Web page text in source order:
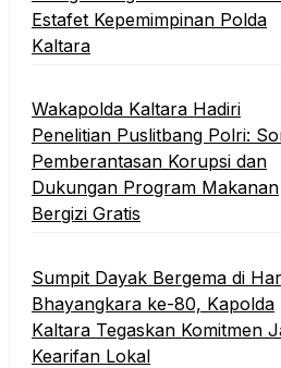
Estafet Kepemimpinan Polda
Kaltara
Wakapolda Kaltara Hadiri
Penelitian Puslitbang Polri:
Pemberantasan Korupsi dan
Dukungan Program Makanan
Bergizi Gratis
Sumpit Dayak Bergema di
Bhayangkara ke-80, Kapolda
Kaltara Tegaskan Komitmen
Kearifan Lokal